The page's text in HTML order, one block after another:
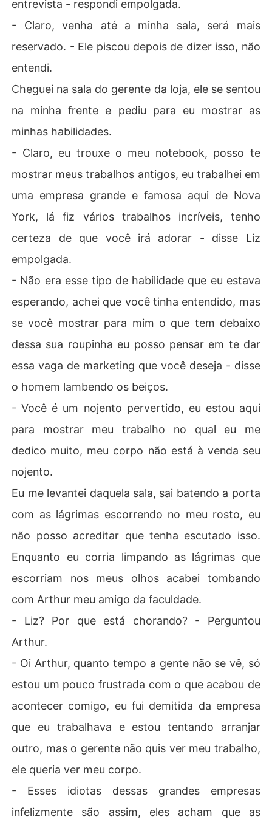
entrevista - respondi empolgada.
- Claro, venha até a minha sala, será mais
reservado. - Ele piscou depois de dizer isso, não
entendi.
Cheguei na sala do gerente da loja, ele se sentou
na minha frente e pediu para eu mostrar as
minhas habilidades.
- Claro, eu trouxe o meu notebook, posso te
mostrar meus trabalhos antigos, eu trabalhei em
uma empresa grande e famosa aqui de Nova
York, lá fiz vários trabalhos incríveis, tenho
certeza de que você irá adorar - disse Liz
empolgada.
- Não era esse tipo de habilidade que eu estava
esperando, achei que você tinha entendido, mas
se você mostrar para mim o que tem debaixo
dessa sua roupinha eu posso pensar em te dar
essa vaga de marketing que você deseja - disse
o homem lambendo os beiços.
- Você é um nojento pervertido, eu estou aqui
para mostrar meu trabalho no qual eu me
dedico muito, meu corpo não está à venda seu
nojento.
Eu me levantei daquela sala, sai batendo a porta
com as lágrimas escorrendo no meu rosto, eu
não posso acreditar que tenha escutado isso.
Enquanto eu corria limpando as lágrimas que
escorriam nos meus olhos acabei tombando
com Arthur meu amigo da faculdade.
- Liz? Por que está chorando? - Perguntou
Arthur.
- Oi Arthur, quanto tempo a gente não se vê, só
estou um pouco frustrada com o que acabou de
acontecer comigo, eu fui demitida da empresa
que eu trabalhava e estou tentando arranjar
outro, mas o gerente não quis ver meu trabalho,
ele queria ver meu corpo.
- Esses idiotas dessas grandes empresas
infelizmente são assim, eles acham que as